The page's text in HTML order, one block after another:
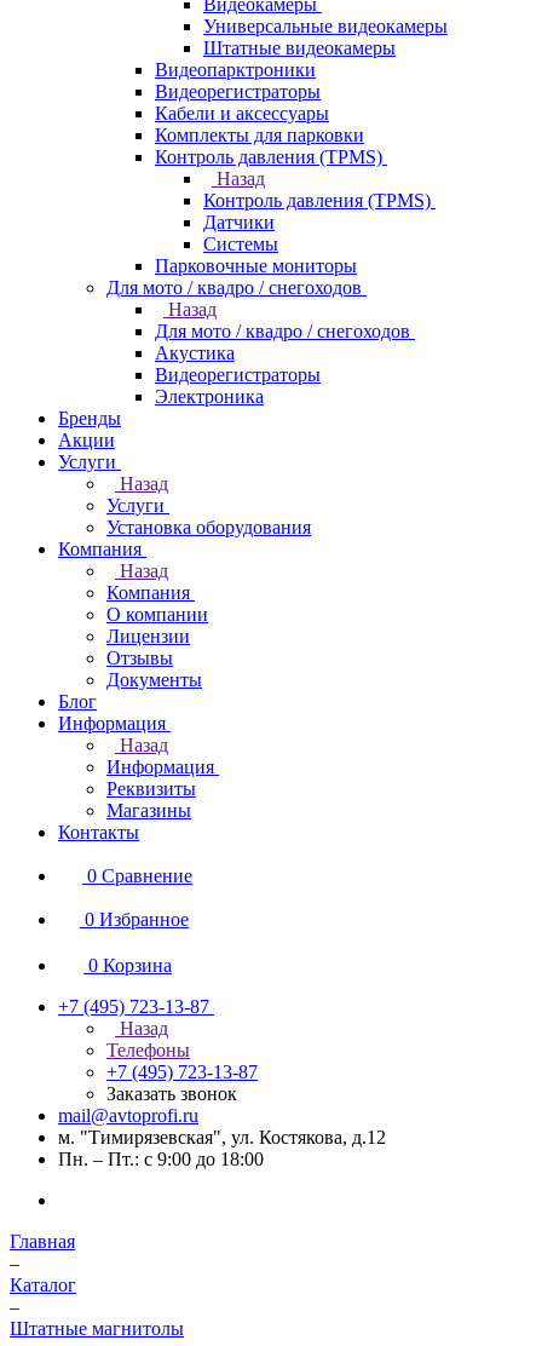
Видеокамеры
Универсальные видеокамеры
Штатные видеокамеры
Видеопарктроники
Видеорегистраторы
Кабели и аксессуары
Комплекты для парковки
Контроль давления (TPMS)
Назад
Контроль давления (TPMS)
Датчики
Системы
Парковочные мониторы
Для мото / квадро / снегоходов
Назад
Для мото / квадро / снегоходов
Акустика
Видеорегистраторы
Электроника
Бренды
Акции
Услуги
Назад
Услуги
Установка оборудования
Компания
Назад
Компания
О компании
Лицензии
Отзывы
Документы
Блог
Информация
Назад
Информация
Реквизиты
Магазины
Контакты
0 Сравнение
0 Избранное
0 Корзина
+7 (495) 723-13-87
Назад
Телефоны
+7 (495) 723-13-87
Заказать звонок
mail@avtoprofi.ru
м. "Тимирязевская", ул. Костякова, д.12
Пн. – Пт.: с 9:00 до 18:00
Главная
–
Каталог
–
Штатные магнитолы